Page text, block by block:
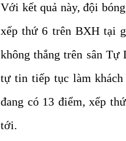
Với kết quả này, đội
xếp thứ 6 trên BXH tại
không thắng trên sân Tự
tự tin tiếp tục làm
đang có 13 điểm, xếp
tới.